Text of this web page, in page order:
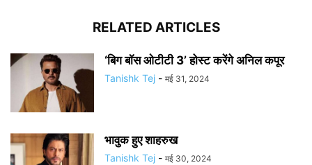
RELATED ARTICLES
‘बिग बॉस ओटीटी 3’ होस्ट करेंगे अनिल कपूर
Tanishk Tej - मई 31, 2024
भावुक हुए शाहरुख
Tanishk Tej - मई 30, 2024